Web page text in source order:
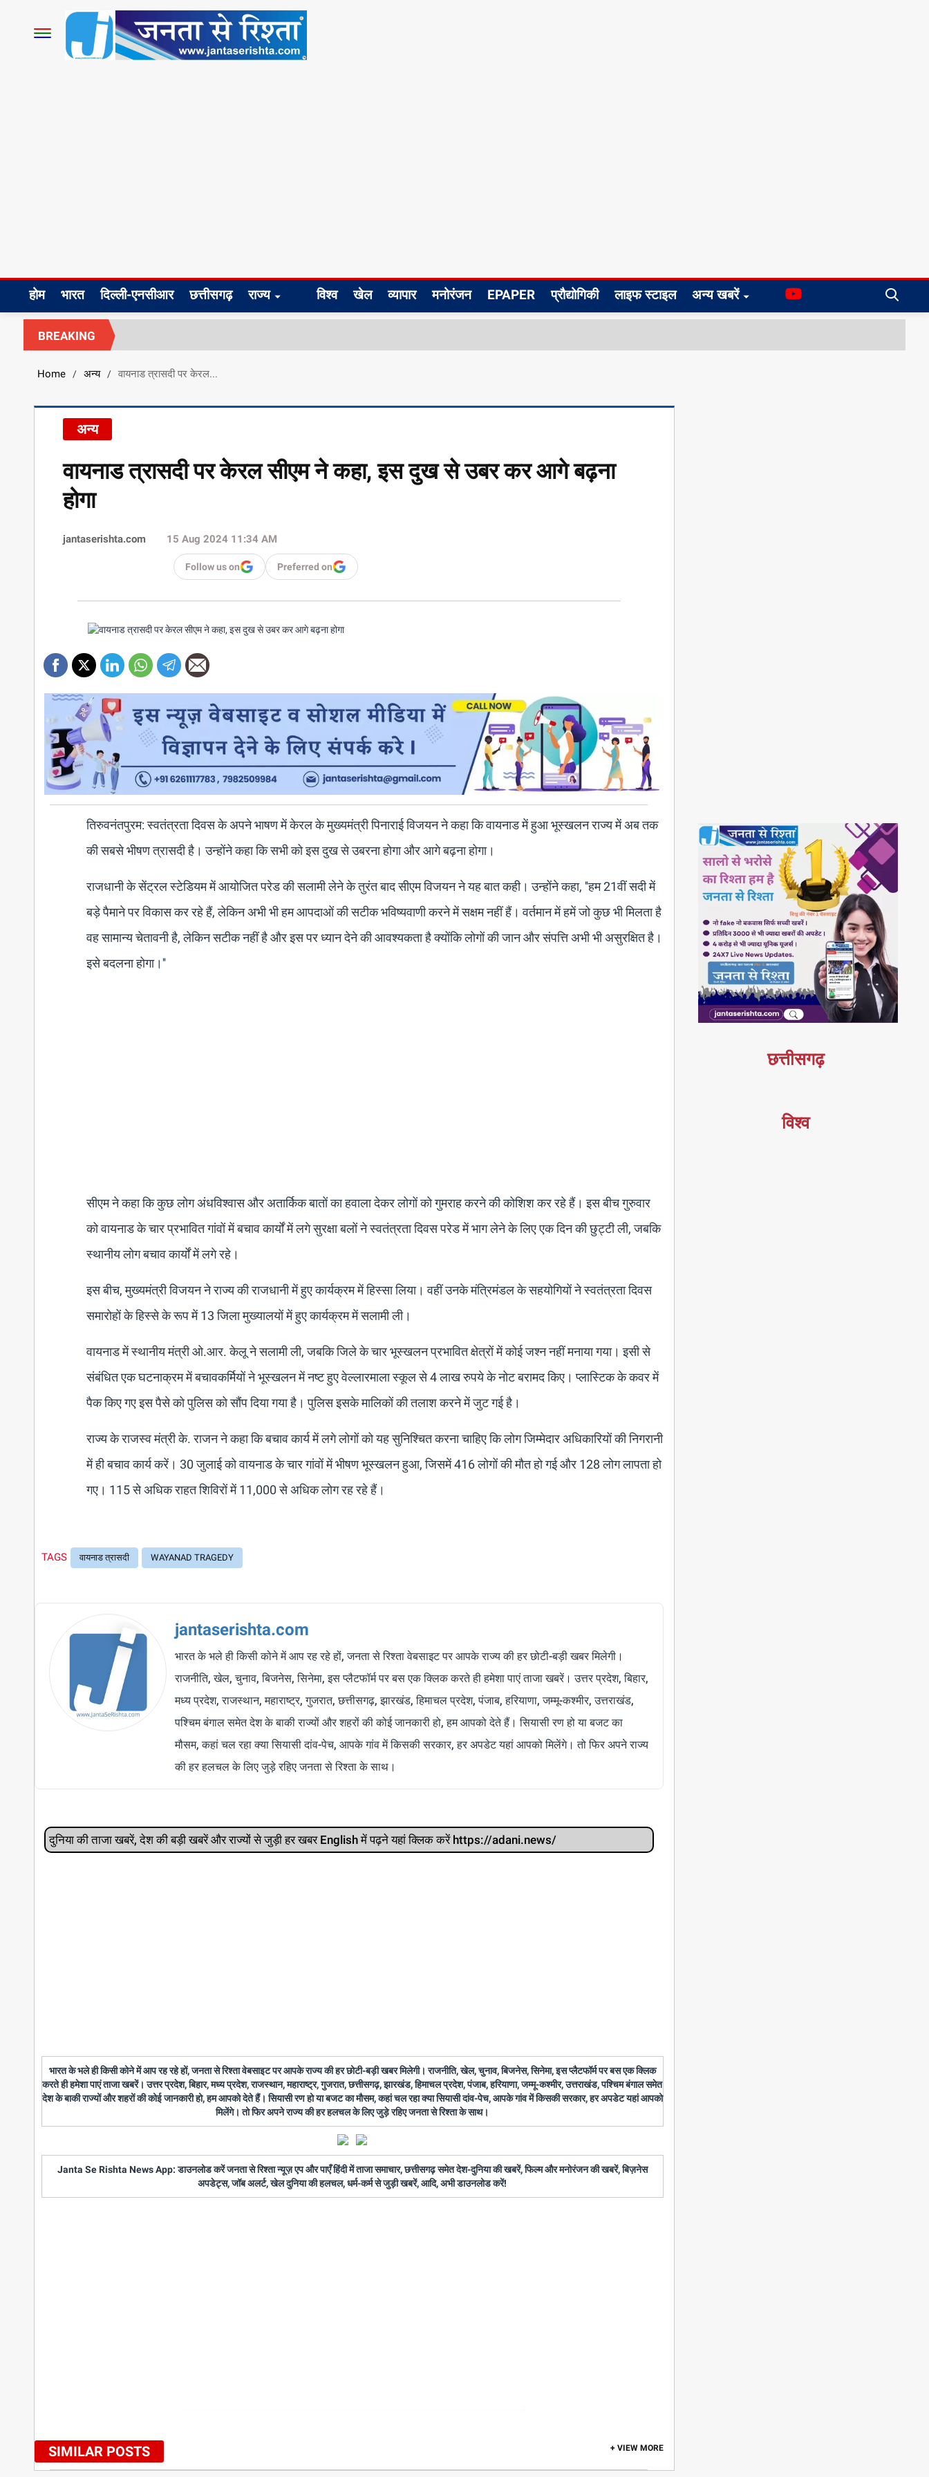
होम भारत दिल्ली-एनसीआर छत्तीसगढ़ राज्य विश्व खेल व्यापार मनोरंजन EPAPER प्रौद्योगिकी लाइफ स्टाइल अन्य खबरें
BREAKING
Home / अन्य / वायनाड त्रासदी पर केरल...
अन्य
वायनाड त्रासदी पर केरल सीएम ने कहा, इस दुख से उबर कर आगे बढ़ना
होगा
jantaserishta.com 15 Aug 2024 11:34 AM
Follow us on Preferred on
तिरुवनंतपुरम: स्वतंत्रता दिवस के अपने भाषण में केरल के मुख्यमंत्री पिनाराई विजयन ने कहा कि वायनाड में हुआ भूस्खलन राज्य में अब तक
की सबसे भीषण त्रासदी है। उन्होंने कहा कि सभी को इस दुख से उबरना होगा और आगे बढ़ना होगा।
राजधानी के सेंट्रल स्टेडियम में आयोजित परेड की सलामी लेने के तुरंत बाद सीएम विजयन ने यह बात कही। उन्होंने कहा, ''हम 21वीं सदी में
बड़े पैमाने पर विकास कर रहे हैं, लेकिन अभी भी हम आपदाओं की सटीक भविष्यवाणी करने में सक्षम नहीं हैं। वर्तमान में हमें जो कुछ भी मिलता है
वह सामान्य चेतावनी है, लेकिन सटीक नहीं है और इस पर ध्यान देने की आवश्यकता है क्योंकि लोगों की जान और संपत्ति अभी भी असुरक्षित है।
इसे बदलना होगा।''
सीएम ने कहा कि कुछ लोग अंधविश्वास और अतार्किक बातों का हवाला देकर लोगों को गुमराह करने की कोशिश कर रहे हैं। इस बीच गुरुवार
को वायनाड के चार प्रभावित गांवों में बचाव कार्यों में लगे सुरक्षा बलों ने स्वतंत्रता दिवस परेड में भाग लेने के लिए एक दिन की छुट्टी ली, जबकि
स्थानीय लोग बचाव कार्यों में लगे रहे।
इस बीच, मुख्यमंत्री विजयन ने राज्य की राजधानी में हुए कार्यक्रम में हिस्सा लिया। वहीं उनके मंत्रिमंडल के सहयोगियों ने स्वतंत्रता दिवस
समारोहों के हिस्से के रूप में 13 जिला मुख्यालयों में हुए कार्यक्रम में सलामी ली।
वायनाड में स्थानीय मंत्री ओ.आर. केलू ने सलामी ली, जबकि जिले के चार भूस्खलन प्रभावित क्षेत्रों में कोई जश्न नहीं मनाया गया। इसी से
संबंधित एक घटनाक्रम में बचावकर्मियों ने भूस्खलन में नष्ट हुए वेल्लारमाला स्कूल से 4 लाख रुपये के नोट बरामद किए। प्लास्टिक के कवर में
पैक किए गए इस पैसे को पुलिस को सौंप दिया गया है। पुलिस इसके मालिकों की तलाश करने में जुट गई है।
राज्य के राजस्व मंत्री के. राजन ने कहा कि बचाव कार्य में लगे लोगों को यह सुनिश्चित करना चाहिए कि लोग जिम्मेदार अधिकारियों की निगरानी
में ही बचाव कार्य करें। 30 जुलाई को वायनाड के चार गांवों में भीषण भूस्खलन हुआ, जिसमें 416 लोगों की मौत हो गई और 128 लोग लापता हो
गए। 115 से अधिक राहत शिविरों में 11,000 से अधिक लोग रह रहे हैं।
TAGS वायनाड त्रासदी WAYANAD TRAGEDY
jantaserishta.com
भारत के भले ही किसी कोने में आप रह रहे हों, जनता से रिश्ता वेबसाइट पर आपके राज्य की हर छोटी-बड़ी खबर मिलेगी।
राजनीति, खेल, चुनाव, बिजनेस, सिनेमा, इस प्लैटफॉर्म पर बस एक क्लिक करते ही हमेशा पाएं ताजा खबरें। उत्तर प्रदेश, बिहार,
मध्य प्रदेश, राजस्थान, महाराष्ट्र, गुजरात, छत्तीसगढ़, झारखंड, हिमाचल प्रदेश, पंजाब, हरियाणा, जम्मू-कश्मीर, उत्तराखंड,
पश्चिम बंगाल समेत देश के बाकी राज्यों और शहरों की कोई जानकारी हो, हम आपको देते हैं। सियासी रण हो या बजट का
मौसम, कहां चल रहा क्या सियासी दांव-पेच, आपके गांव में किसकी सरकार, हर अपडेट यहां आपको मिलेंगे। तो फिर अपने राज्य
की हर हलचल के लिए जुड़े रहिए जनता से रिश्ता के साथ।
दुनिया की ताजा खबरें, देश की बड़ी खबरें और राज्‍यों से जुड़ी हर खबर English में पढ़ने यहां क्लिक करें https://adani.news/
भारत के भले ही किसी कोने में आप रह रहे हों, जनता से रिश्ता वेबसाइट पर आपके राज्य की हर छोटी-बड़ी खबर मिलेगी। राजनीति, खेल, चुनाव, बिजनेस, सिनेमा, इस प्लैटफॉर्म पर बस एक क्लिक
करते ही हमेशा पाएं ताजा खबरें। उत्तर प्रदेश, बिहार, मध्य प्रदेश, राजस्थान, महाराष्ट्र, गुजरात, छत्तीसगढ़, झारखंड, हिमाचल प्रदेश, पंजाब, हरियाणा, जम्मू-कश्मीर, उत्तराखंड, पश्चिम बंगाल समेत
देश के बाकी राज्यों और शहरों की कोई जानकारी हो, हम आपको देते हैं। सियासी रण हो या बजट का मौसम, कहां चल रहा क्या सियासी दांव-पेच, आपके गांव में किसकी सरकार, हर अपडेट यहां आपको
मिलेंगे। तो फिर अपने राज्य की हर हलचल के लिए जुड़े रहिए जनता से रिश्ता के साथ।
Janta Se Rishta News App: डाउनलोड करें जनता से रिश्ता न्यूज़ एप और पाएँ हिंदी में ताजा समाचार, छत्तीसगढ़ समेत देश-दुनिया की खबरें, फिल्म और मनोरंजन की खबरें, बिज़नेस
अपडेट्स, जॉब अलर्ट, खेल दुनिया की हलचल, धर्म-कर्म से जुड़ी खबरें, आदि, अभी डाउनलोड करें!
SIMILAR POSTS + VIEW MORE
छत्तीसगढ़
विश्व